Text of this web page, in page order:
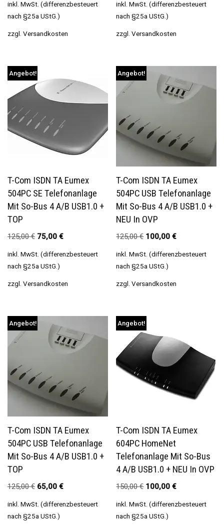
inkl. MwSt. (differenzbesteuert
nach §25a UStG.)
zzgl. Versandkosten
inkl. MwSt. (differenzbesteuert
nach §25a UStG.)
zzgl.Versandkosten
Angebot!
T-Com ISDN TA Eumex
504PC SE Telefonanlage
Mit So-Bus 4 A/b USB1.0 +
TOP
125,00€ 75,00 €
inkl. MwSt. (differenzbesteuert
nach §25a UStG.)
zzgl. Versandkosten
Angebot!
T-Com ISDN TA Eumex
504PC USB Telefonanlage
Mit So-Bus 4 A/b USB1.0 +
NEU In OVP
125,00€ 100,00€
inkl. MwSt. (differenzbesteuert
nach §25a UStG.)
zzgl.Versandkosten
Angebot!
T-Com ISDN TA Eumex
504PC USB Telefonanlage
Mit So-Bus 4 A/b USB1.0 +
TOP
125,00€ 65,00 €
inkl. MwSt. (differenzbesteuert
nach §25a UStG.)
Angebot!
T-Com ISDN TA Eumex
604PC HomeNet
Telefonanlage Mit So-Bus
4 A/b USB1.0 + NEU In OVP
150,00€ 100,00€
inkl. MwSt. (differenzbesteuert
nach §25a UStG.)